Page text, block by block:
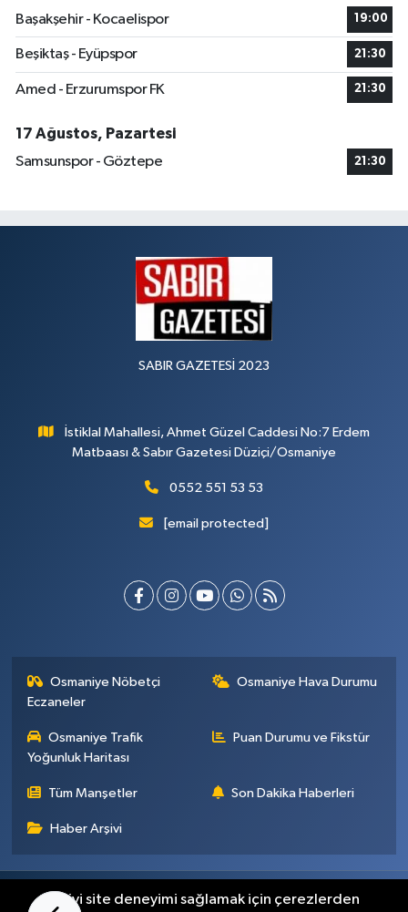
Başakşehir - Kocaelispor
19:00
Beşiktaş - Eyüpspor 21:30
Amed - Erzurumspor FK 21:30
17 Ağustos, Pazartesi
Samsunspor - Göztepe
21:30
SABIR GAZETESİ 2023
İstiklal Mahallesi, Ahmet Güzel Caddesi No:7 Erdem
Matbaası & Sabır Gazetesi Düziçi/Osmaniye
0552 551 53 53
[email protected]
Osmaniye Nöbetçi
Eczaneler
Osmaniye Hava Durumu
Osmaniye Trafik
Yoğunluk Haritası
Puan Durumu ve Fikstür
Tüm Manşetler Son Dakika Haberleri
Haber Arşivi
Künye İletişim Gizlilik Sözleşmesi
En iyi site deneyimi sağlamak için çerezlerden